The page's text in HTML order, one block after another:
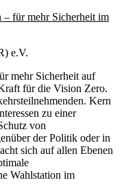
– für mehr Sicherheit im
mehr Sicherheit auf
für die Vision Zero.
Kern
zu einer
von
der Politik oder in
sich auf allen Ebenen
Wahlstation im